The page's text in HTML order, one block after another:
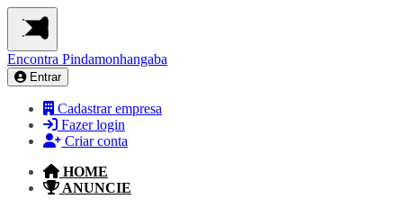
Encontra Pindamonhangaba
Entrar
Cadastrar empresa
Fazer login
Criar conta
HOME
ANUNCIE